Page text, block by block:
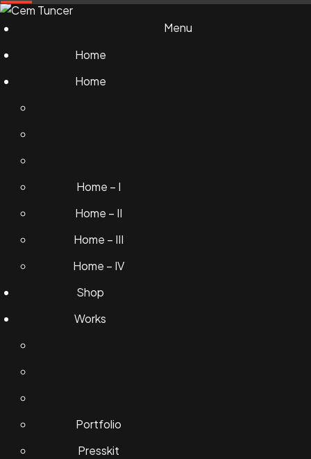
Home
Home
Home – I
Home – II
Home – III
Home – IV
Shop
Works
Portfolio
Presskit
Menu